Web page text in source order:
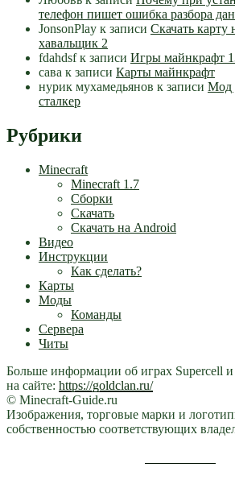
телефон пишет ошибка разбора
JonsonPlay к записи Скачать карту
хавальщик 2
fdahdsfк записи Игры майнкрафт
сава к записи Карты майнкрафт
нурик мухамедьянов к записи Мод
сталкер
Рубрики
Minecraft
Minecraft 1.7
Сборки
Скачать
Скачать на Android
Видео
Инструкции
Как сделать?
Карты
Моды
Команды
Сервера
Читы
Больше информации об играх Supercell и
на сайте: https://goldclan.ru/
© Minecraft-Guide.ru
Изображения, торговые марки и
собственностью соответствующих